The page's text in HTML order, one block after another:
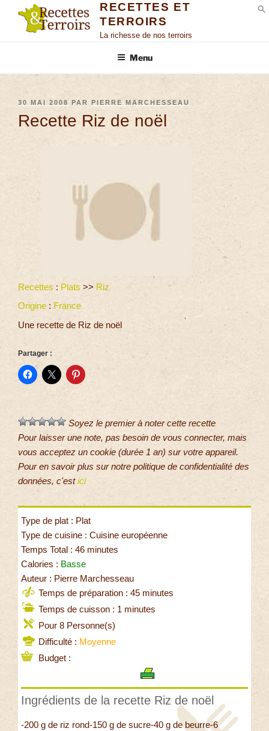
RECETTES ET
TERROIRS
La richesse de nos terroirs
Menu
30 MAI 2008 PAR PIERRE MARCHESSEAU
Recette Riz de noël
Recettes : Plats >> Riz
Origine : France
Une recette de Riz de noël
Partager :
Soyez le premier à noter cette recette
Pour laisser une note, pas besoin de vous connecter, mais
vous acceptez un cookie (durée 1 an) sur votre appareil.
Pour en savoir plus sur notre politique de confidentialité des
données, c'estici
Type de plat : Plat
Type de cuisine : Cuisine européenne
Temps Total : 46 minutes
Calories : Basse
Auteur : Pierre Marchesseau
Temps de préparation : 45 minutes
Temps de cuisson : 1 minutes
Pour 8 Personne(s)
Difficulté : Moyenne
Budget :
Ingrédients de la recette Riz de noël
-200 g de riz rond-150 g de sucre-40 g de beurre-6